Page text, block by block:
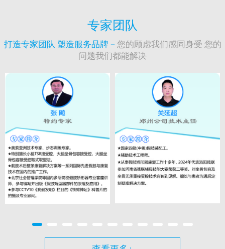
专家团队
打造专家团队 塑造服务品牌－ 您的顾虑我们感同身受 您的
问题我们都能解决